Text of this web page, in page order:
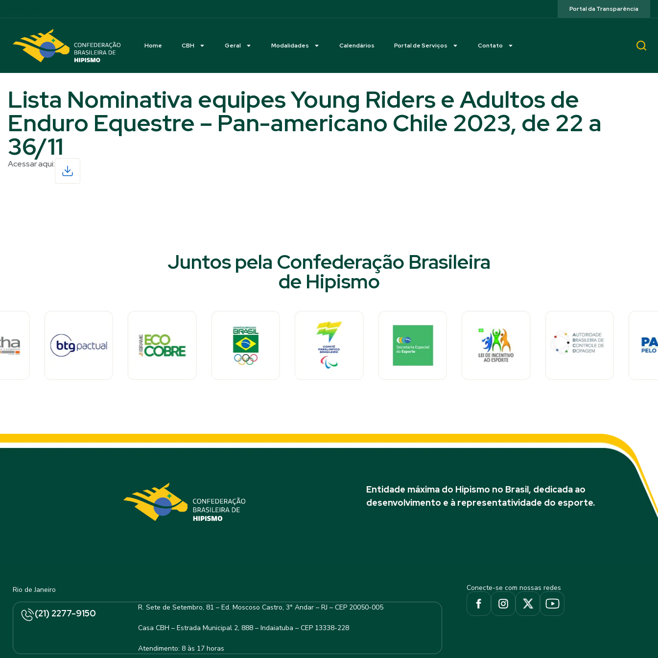
Portal da Transparência
Home CBH Geral Modalidades Calendários Portal de Serviços Contato
Lista Nominativa equipes Young Riders e Adultos de
Enduro Equestre – Pan-americano Chile 2023, de 22 a
36/11
Acessar aqui:
Juntos pela Confederação Brasileira
de Hipismo
Entidade máxima do Hipismo no Brasil, dedicada ao
desenvolvimento e à representatividade do esporte.
Rio de Janeiro
(21) 2277-9150
R. Sete de Setembro, 81 – Ed. Moscoso Castro, 3° Andar – RJ – CEP 20050-005
Casa CBH – Estrada Municipal 2, 888 – Indaiatuba – CEP 13338-228
Atendimento: 8 às 17 horas
Conecte-se com nossas redes